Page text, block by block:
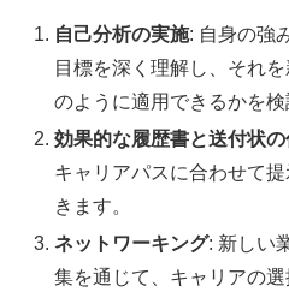
自己分析の実施: 自身の強
目標を深く理解し、それ
のように適用できるかを検
効果的な履歴書と送付状
キャリアパスに合わせて提
きます。
ネットワーキング: 新しい
集を通じて、キャリアの選